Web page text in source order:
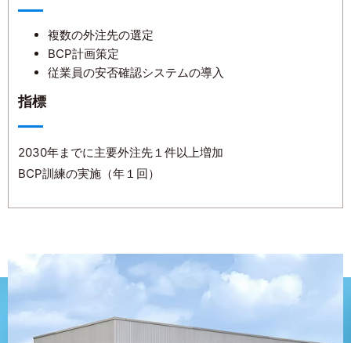
複数の外注先の選定
BCP計画策定
従業員の安否確認システムの導入
指標
2030年までに主要外注先１件以上増加
BCP訓練の実施（年１回）